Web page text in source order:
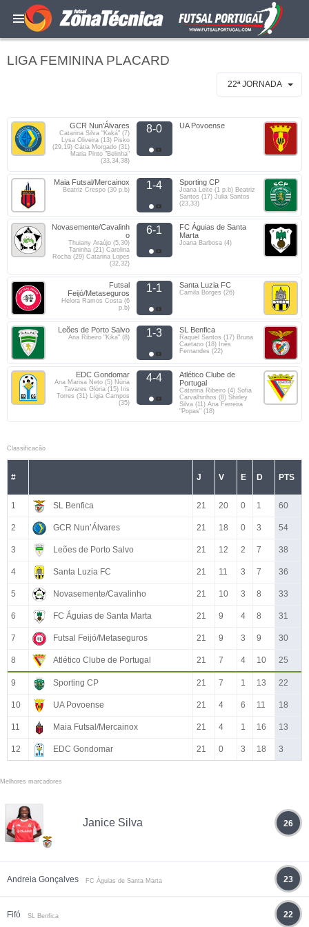
LIGA FEMININA PLACARD
22ª JORNADA
GCR Nun’Álvares
Catarina Silva "Kaká" (7)
Lysa Oliveira (13) Pisko
(29,19) Cátia Morgado (31)
Maria Pinto "Belinha"
(33,34,38)
8-0 UA Povoense
Maia Futsal/Mercainox
Beatriz Crespo (30 p.b) 1-4 Sporting CP
Joana Leite (1 p.b) Beatriz
Santos (17) Julia Santos
(23,33)
Novasemente/Cavalinh
o
Thuiany Araújo (5,30)
Taninha (21) Carolina
Rocha (29) Catarina Lopes
(32,32)
6-1
FC Águias de Santa
Marta
Joana Barbosa (4)
Futsal
Feijó/Metaseguros
Helora Ramos Costa (6
p.b)
1-1 Santa Luzia FC
Camila Borges (26)
Leões de Porto Salvo
Ana Ribeiro "Kika" (8) 1-3 SL Benfica
Raquel Santos (17) Bruna
Caetano (18) Inês
Fernandes (22)
EDC Gondomar
Ana Marisa Neto (5) Núria
Tavares Glória (15) Iris
Torres (31) Lígia Campos
(35)
4-4
Atlético Clube de
Portugal
Catarina Ribeiro (4) Sofia
Carvalhinhos (8) Shirley
Silva (11) Ana Ferreira
"Popas" (18)
Classificacão
# J V E D PTS
1 SL Benfica 21 20 0 1 60
2 GCR Nun’Álvares 21 18 0 3 54
3 Leões de Porto Salvo 21 12 2 7 38
4 Santa Luzia FC 21 11 3 7 36
5 Novasemente/Cavalinho 21 10 3 8 33
6 FC Águias de Santa Marta 21 9 4 8 31
7 Futsal Feijó/Metaseguros 21 9 3 9 30
8 Atlético Clube de Portugal 21 7 4 10 25
9 Sporting CP 21 7 1 13 22
10 UA Povoense 21 4 6 11 18
11 Maia Futsal/Mercainox 21 4 1 16 13
12 EDC Gondomar 21 0 3 18 3
Melhores marcadores
Janice Silva 26
Andreia Gonçalves FC Águias de Santa Marta 23
Fifó SL Benfica 22